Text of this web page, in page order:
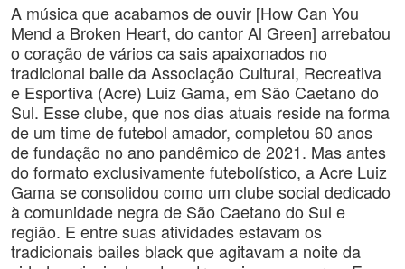
A música que acabamos de ouvir [How Can You
Mend a Broken Heart, do cantor Al Green] arrebatou
o coração de vários ca sais apaixonados no
tradicional baile da Associação Cultural, Recreativa
e Esportiva (Acre) Luiz Gama, em São Caetano do
Sul. Esse clube, que nos dias atuais reside na forma
de um time de futebol amador, completou 60 anos
de fundação no ano pandêmico de 2021. Mas antes
do formato exclusivamente futebolístico, a Acre Luiz
Gama se consolidou como um clube social dedicado
à comunidade negra de São Caetano do Sul e
região. E entre suas atividades estavam os
tradicionais bailes black que agitavam a noite da